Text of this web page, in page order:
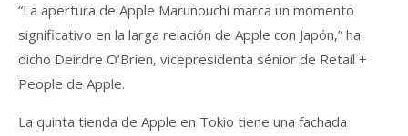
“La apertura de Apple Marunouchi marca un momento
significativo en la larga relación de Apple con Japón,” ha
dicho Deirdre O’Brien, vicepresidenta sénior de Retail +
People de Apple.
La quinta tienda de Apple en Tokio tiene una fachada